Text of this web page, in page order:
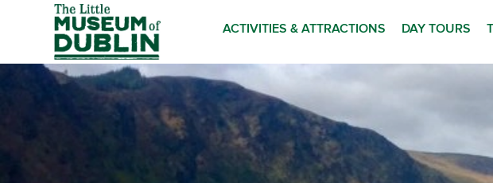
ACTIVITIES & ATTRACTIONS DAY TOURS